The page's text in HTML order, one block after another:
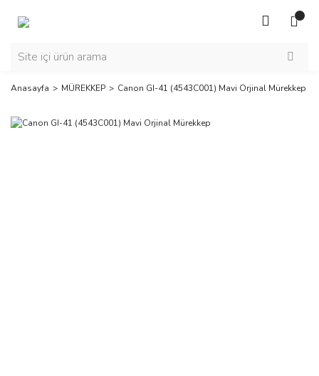
Anasayfa MÜREKKEP Canon GI-41 (4543C001) Mavi Orjinal Mürekkep